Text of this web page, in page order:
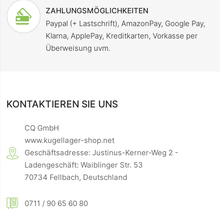
ZAHLUNGSMÖGLICHKEITEN
Paypal (+ Lastschrift), AmazonPay, Google Pay,
Klarna, ApplePay, Kreditkarten, Vorkasse per
Überweisung uvm.
KONTAKTIEREN SIE UNS
CQ GmbH
www.kugellager-shop.net
Geschäftsadresse: Justinus-Kerner-Weg 2 -
Ladengeschäft: Waiblinger Str. 53
70734 Fellbach, Deutschland
0711 / 90 65 60 80